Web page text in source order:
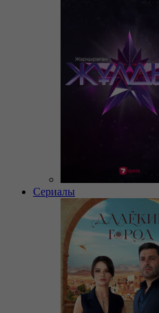
Сериалы